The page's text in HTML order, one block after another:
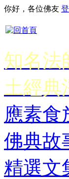
你好，各位佛友
知名法
土經典
應素食
佛典故
精選文